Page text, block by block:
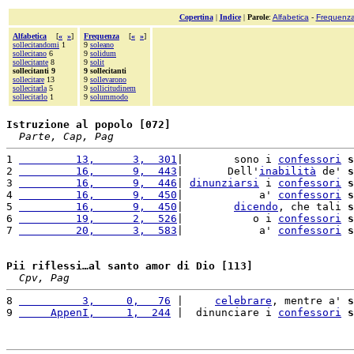
Copertina| Indice| Parole: Alfabetica -
Alfabetica [« »]
sollecitandomi 1
sollecitano 6
sollecitante 8
sollecitanti 9
sollecitare 13
sollecitarla 5
sollecitarlo 1
Frequenza [« »]
9 soleano
9 solidum
9 solit
9 sollecitanti
9 sollevarono
9 sollicitudinem
9 solummodo
Istruzione al popolo [072]
Parte, Cap, Pag
1
         13,      3,  301
|        sono i confessori
2
         16,      9,  443
|       Dell' inabilità de'
3
         16,      9,  446
dinunziarsi i confessori
4
         16,      9,  450
|            a' confessori
5
         16,      9,  450
dicendo , che tali
6
         19,      2,  526
|           o i confessori
7
         20,      3,  583
|            a' confessori
Pii riflessi…al santo amor di Dio [113]
Cpv, Pag
8
          3,     0,   76
celebrare , mentre a'
9
     AppenI,     1,  244
|  dinunciare i confessori